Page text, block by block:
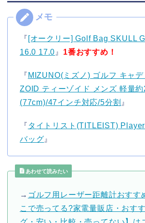
『 [オークリー] Golf Bag SKULL
16.0 17.0 』 1番おすすめ！
『 MIZUNO(ミズノ) ゴルフ キャ
ZOID ティーゾイド メンズ 軽量
(77cm)/47インチ対応/5分割 』
『 タイトリスト(TITLEIST)
バッグ 』
あわせて読みたい
→ ゴルフ用レーザー距離計おすす
こで売ってる?家電量販店・おす